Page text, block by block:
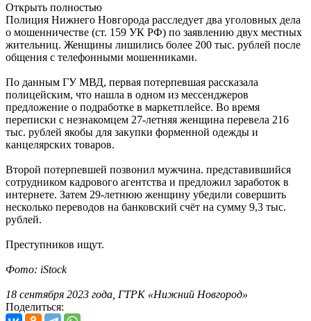
Открыть полностью
Полиция Нижнего Новгорода расследует два уголовных дела
о мошенничестве (ст. 159 УК РФ) по заявлению двух местных
жительниц. Женщины лишились более 200 тыс. рублей после
общения с телефонными мошенниками.
По данным ГУ МВД, первая потерпевшая рассказала
полицейским, что нашла в одном из мессенджеров
предложение о подработке в маркетплейсе. Во время
переписки с незнакомцем 27-летняя женщина перевела 216
тыс. рублей якобы для закупки форменной одежды и
канцелярских товаров.
Второй потерпевшей позвонил мужчина. представившийся
сотрудником кадрового агентства и предложил заработок в
интернете. Затем 29-летнюю женщину убедили совершить
несколько переводов на банковский счёт на сумму 9,3 тыс.
рублей.
Преступников ищут.
Фото: iStock
18 сентября 2023 года, ГТРК «Нижний Новгород»
Поделиться: